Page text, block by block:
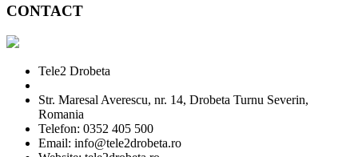
CONTACT
Tele2 Drobeta
Str. Maresal Averescu, nr. 14, Drobeta Turnu Severin,
Romania
Telefon: 0352 405 500
Email: info@tele2drobeta.ro